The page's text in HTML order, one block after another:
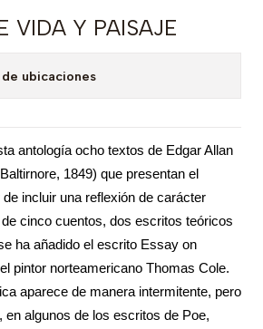
VIDA Y PAISAJE
ubicaciones
antología ocho textos de Edgar Allan
1849) que presentan el
incluir una reflexión de carácter
cinco cuentos, dos escritos teóricos
ha añadido el escrito Essay on
pintor norteamericano Thomas Cole.
aparece de manera intermitente, pero
en algunos de los escritos de Poe,